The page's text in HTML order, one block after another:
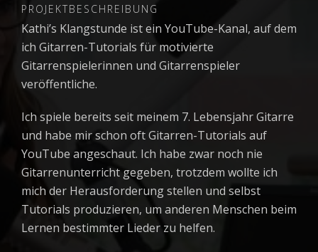
PROJEKTBESCHREIBUNG
Kathi’s Klangstunde ist ein YouTube-Kanal, auf dem
ich Gitarren-Tutorials für motivierte
Gitarrenspielerinnen und Gitarrenspieler
veröffentliche.
Ich spiele bereits seit meinem 7. Lebensjahr Gitarre
und habe mir schon oft Gitarren-Tutorials auf
YouTube angeschaut. Ich habe zwar noch nie
Gitarrenunterricht gegeben, trotzdem wollte ich
mich der Herausforderung stellen und selbst
Tutorials produzieren, um anderen Menschen beim
Lernen bestimmter Lieder zu helfen.